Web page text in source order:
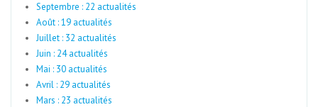
Septembre : 22 actualités
Août : 19 actualités
Juillet : 32 actualités
Juin : 24 actualités
Mai : 30 actualités
Avril : 29 actualités
Mars : 23 actualités